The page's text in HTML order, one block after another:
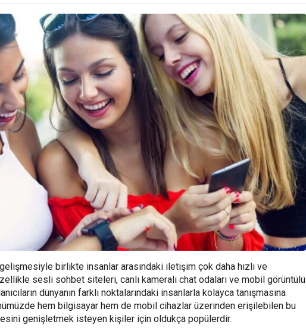
birlikte insanlar arasındaki iletişim çok daha hızlı ve
sesli sohbet siteleri, canlı kameralı chat odaları ve mobil görüntülü
dünyanın farklı noktalarındaki insanlarla kolayca tanışmasına
hem bilgisayar hem de mobil cihazlar üzerinden erişilebilen bu
genişletmek isteyen kişiler için oldukça popülerdir.